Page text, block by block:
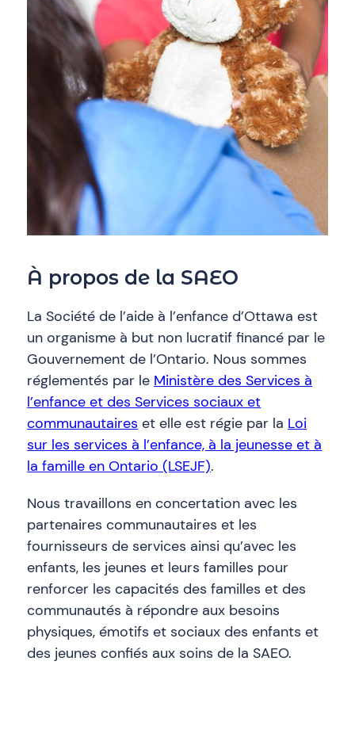
À propos de la SAEO
La Société de l’aide à l’enfance d’Ottawa est
un organisme à but non lucratif financé par le
Gouvernement de l’Ontario. Nous sommes
réglementés par le Ministère des Services à
l’enfance et des Services sociaux et
communautaires et elle est régie par la Loi
sur les services à l’enfance, à la jeunesse et à
la famille en Ontario (LSEJF).
Nous travaillons en concertation avec les
partenaires communautaires et les
fournisseurs de services ainsi qu’avec les
enfants, les jeunes et leurs familles pour
renforcer les capacités des familles et des
communautés à répondre aux besoins
physiques, émotifs et sociaux des enfants et
des jeunes confiés aux soins de la SAEO.